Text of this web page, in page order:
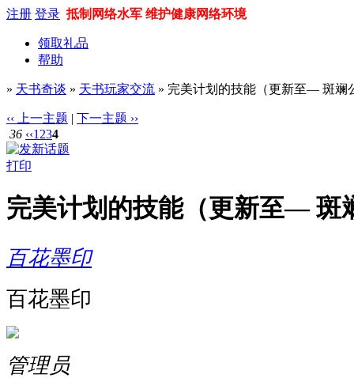
注册 登录 抵制网络水军 维护健康网络环境
领取礼品
帮助
» 天书奇谈 » 天书玩家交流 » 完美计划的技能（更新至— 斑斓
‹‹ 上一主题 | 下一主题 ››
36 ‹‹1 234
打印
完美计划的技能（更新至— 斑
百花墨印
百花墨印
管理员